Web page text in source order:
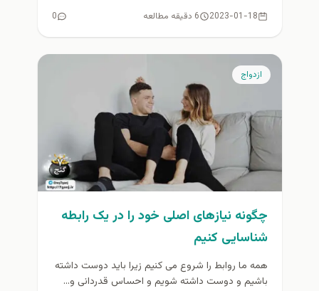
2023-01-18 6 دقیقه مطالعه 0
ازدواج
چگونه نیازهای اصلی خود را در یک رابطه
شناسایی کنیم
همه ما روابط را شروع می کنیم زیرا باید دوست داشته
باشیم و دوست داشته شویم و احساس قدردانی و...